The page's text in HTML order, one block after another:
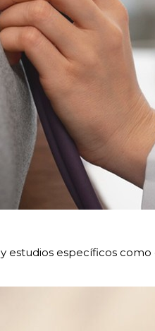
estudios específicos